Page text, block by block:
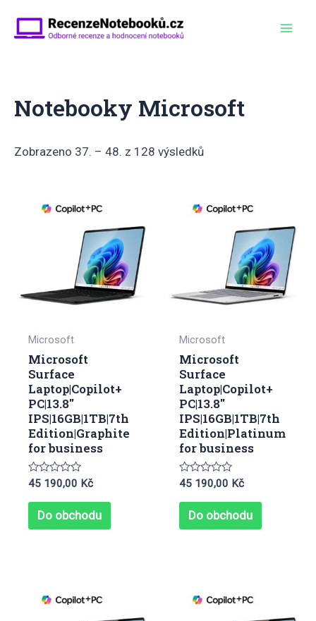
Notebooky Microsoft
Zobrazeno 37. – 48. z 128 výsledků
Microsoft
Microsoft
Surface
Laptop|Copilot+
PC|13.8″
IPS|16GB|1TB|7th
Edition|Graphite
for business
Hodnocení
z
45 190,00 Kč
Do obchodu
Microsoft
Microsoft
Surface
Laptop|Copilot+
PC|13.8″
IPS|16GB|1TB|7th
Edition|Platinum
for business
Hodnocení
z
45 190,00 Kč
Do obchodu